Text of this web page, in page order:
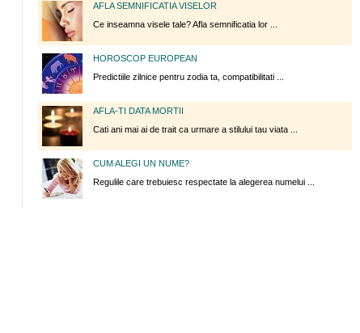
AFLA SEMNIFICATIA VISELOR
Ce inseamna visele tale? Afla semnificatia lor ...
HOROSCOP EUROPEAN
Predictiile zilnice pentru zodia ta, compatibilitati ...
AFLA-TI DATA MORTII
Cati ani mai ai de trait ca urmare a stilului tau viata ...
CUM ALEGI UN NUME?
Regulile care trebuiesc respectate la alegerea numelui ...